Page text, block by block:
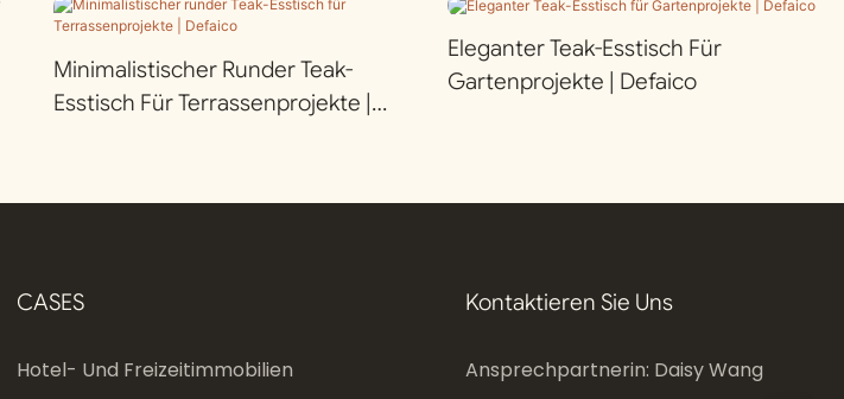
Minimalistischer Runder Teak-
Esstisch Für Terrassenprojekte |
Eleganter Teak-Esstisch Für
Gartenprojekte | Defaico
CASES
Hotel- Und Freizeitimmobilien
Kontaktieren Sie Uns
Ansprechpartnerin: Daisy Wang